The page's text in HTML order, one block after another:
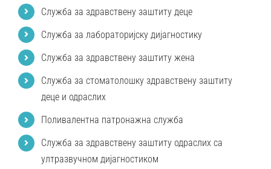
Служба за здравствену заштиту деце
Служба за лабораторијску дијагностику
Служба за здравствену заштиту жена
Служба за стоматолошку здравствену заштиту
деце и одраслих
Поливалентна патронажна служба
Служба за здравствену заштиту одраслих са
ултразвучном дијагностиком